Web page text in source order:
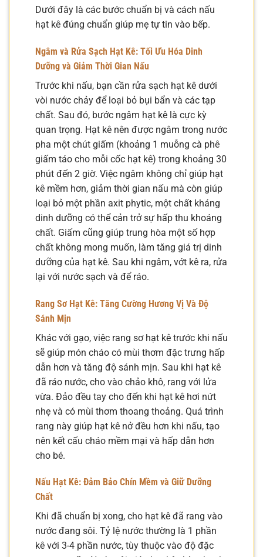
Dưới đây là các bước chuẩn bị và cách nấu
hạt kê đúng chuẩn giúp mẹ tự tin vào bếp.
Ngâm và Rửa Sạch Hạt Kê: Tối Ưu Hóa Dinh
Dưỡng và Giảm Thời Gian Nấu
Trước khi nấu, bạn cần rửa sạch hạt kê dưới
vòi nước chảy để loại bỏ bụi bẩn và các tạp
chất. Sau đó, bước ngâm hạt kê là cực kỳ
quan trọng. Hạt kê nên được ngâm trong nước
pha một chút giấm (khoảng 1 muỗng cà phê
giấm táo cho mỗi cốc hạt kê) trong khoảng 30
phút đến 2 giờ. Việc ngâm không chỉ giúp hạt
kê mềm hơn, giảm thời gian nấu mà còn giúp
loại bỏ một phần axit phytic, một chất kháng
dinh dưỡng có thể cản trở sự hấp thu khoáng
chất. Giấm cũng giúp trung hòa một số hợp
chất không mong muốn, làm tăng giá trị dinh
dưỡng của hạt kê. Sau khi ngâm, vớt kê ra, rửa
lại với nước sạch và để ráo.
Rang Sơ Hạt Kê: Tăng Cường Hương Vị Và Độ
Sánh Mịn
Khác với gạo, việc rang sơ hạt kê trước khi nấu
sẽ giúp món cháo có mùi thơm đặc trưng hấp
dẫn hơn và tăng độ sánh mịn. Sau khi hạt kê
đã ráo nước, cho vào chảo khô, rang với lửa
vừa. Đảo đều tay cho đến khi hạt kê hơi nứt
nhẹ và có mùi thơm thoang thoảng. Quá trình
rang này giúp hạt kê nở đều hơn khi nấu, tạo
nên kết cấu cháo mềm mại và hấp dẫn hơn
cho bé.
Nấu Hạt Kê: Đảm Bảo Chín Mềm và Giữ Dưỡng
Chất
Khi đã chuẩn bị xong, cho hạt kê đã rang vào
nước đang sôi. Tỷ lệ nước thường là 1 phần
kê với 3-4 phần nước, tùy thuộc vào độ đặc